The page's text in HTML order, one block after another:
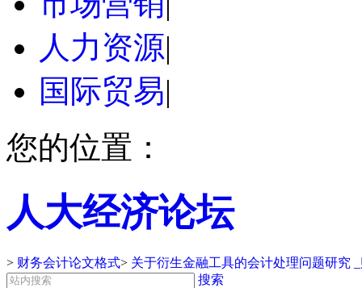
人力资源|
国际贸易|
您的位置：
人大经济论坛
> 财务会计论文格式> 关于衍生金融工具的会计处理问题研究
搜索